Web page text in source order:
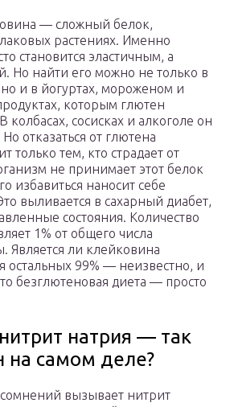
— сложный белок,
растениях. Именно
становится эластичным, а
Но найти его можно не только в
и в йогуртах, мороженом и
которым глютен
колбасах, сосисках и алкоголе он
отказаться от глютена
только тем, кто страдает от
не принимает этот белок
избавиться наносит себе
выливается в сахарный диабет,
состояния. Количество
1% от общего числа
Является ли клейковина
остальных 99% — неизвестно, и
безглютеновая диета — просто
натрия — так
на самом деле?
вызывает нитрит